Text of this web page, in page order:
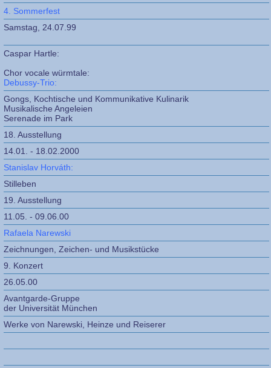
4. Sommerfest
Samstag, 24.07.99
Caspar Hartle:
Chor vocale würmtale:
Debussy-Trio:
Gongs, Kochtische und Kommunikative Kulinarik
Musikalische Angeleien
Serenade im Park
18. Ausstellung
14.01. - 18.02.2000
Stanislav Horváth:
Stilleben
19. Ausstellung
11.05. - 09.06.00
Rafaela Narewski
Zeichnungen, Zeichen- und Musikstücke
9. Konzert
26.05.00
Avantgarde-Gruppe
der Universität München
Werke von Narewski, Heinze und Reiserer